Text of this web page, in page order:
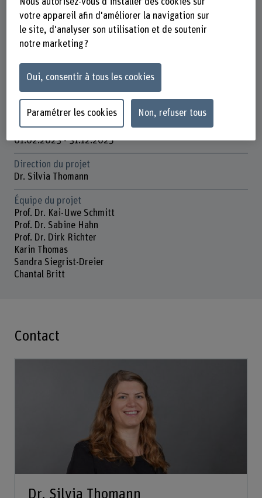
Unité(s) de recherche
Champ d'innovation Qualité dans les soins de santé
Champ thématique "Caring Society"
Organisation d'encouragement
Autres
Durée
01.02.2023 - 31.12.2025
Direction du projet
Dr. Silvia Thomann
Équipe du projet
Prof. Dr. Kai-Uwe Schmitt
Prof. Dr. Sabine Hahn
Prof. Dr. Dirk Richter
Karin Thomas
Sandra Siegrist-Dreier
Chantal Britt
Contact
Dr. Silvia Thomann
votre appareil afin d'améliorer la navigation sur
le site, d'analyser son utilisation et de soutenir
notre marketing ?
Oui, consentir à tous les cookies
Paramétrer les cookies Non, refuser tous